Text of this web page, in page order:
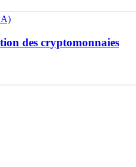
des cryptomonnaies